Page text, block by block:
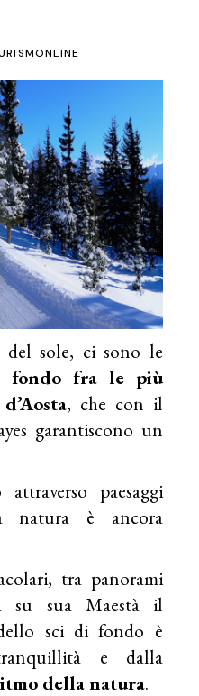
del sole, ci sono le
fondo fra le più
, che con il
garantiscono un
paesaggi
natura è ancora
tra panorami
su sua Maestà il
sci di fondo è
e dalla
della natura.